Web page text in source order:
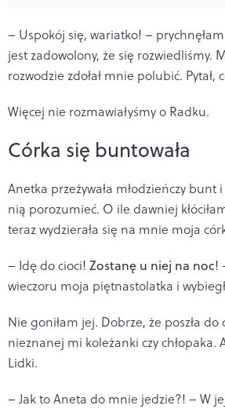
– Uspokój się, wariatko! –
jest zadowolony, że się rozwiedliśmy.
rozwodzie zdołał mnie polubić. Pytał,
Więcej nie rozmawiałyśmy o Radku.
Córka się buntowała
Anetka przeżywała młodzieńczy bunt
nią porozumieć. O ile dawniej
teraz wydzierała się na mnie moja
– Idę do cioci! Zostanę u niej na noc!
wieczoru moja piętnastolatka i
Nie goniłam jej. Dobrze, że poszła do
nieznanej mi koleżanki czy chłopaka.
Lidki.
– Jak to Aneta do mnie jedzie?! – W